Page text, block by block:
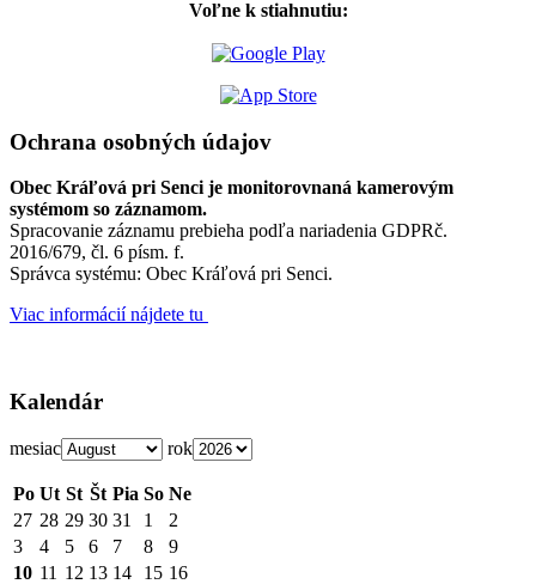
Voľne k stiahnutiu:
Ochrana osobných údajov
Obec Kráľová pri Senci je monitorovnaná kamerovým
systémom so záznamom.
Spracovanie záznamu prebieha podľa nariadenia GDPRč.
2016/679, čl. 6 písm. f.
Správca systému: Obec Kráľová pri Senci.
Viac informácií nájdete tu
Kalendár
mesiac rok
Po Ut St Št Pia So Ne
27 28 29 30 31 1
2
3
4 5 6 7 8
9
10 11 12 13 14 15 16